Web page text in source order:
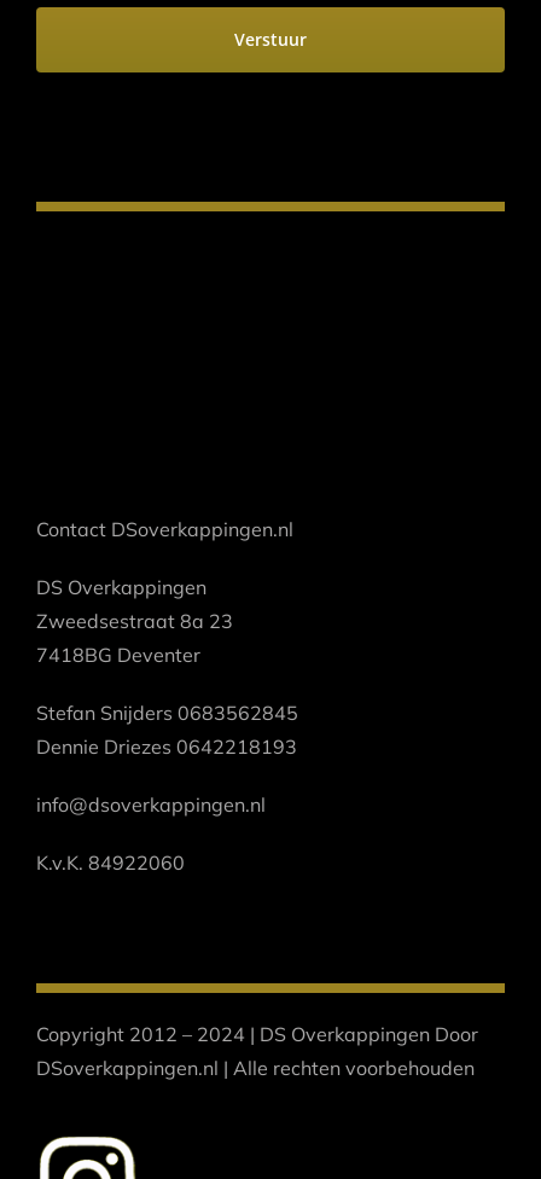
Contact DSoverkappingen.nl
DS Overkappingen
Zweedsestraat 8a 23
7418BG Deventer
Stefan Snijders 0683562845
Dennie Driezes 0642218193
info@dsoverkappingen.nl
K.v.K. 84922060
Copyright 2012 – 2024 | DS Overkappingen Door
DSoverkappingen.nl | Alle rechten voorbehouden